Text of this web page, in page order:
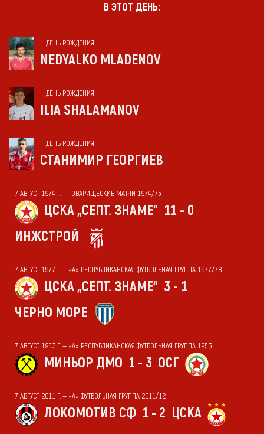
В ЭТОТ ДЕНЬ:
ДЕНЬ РОЖДЕНИЯ
NEDYALKO MLADENOV
ДЕНЬ РОЖДЕНИЯ
ILIA SHALAMANOV
ДЕНЬ РОЖДЕНИЯ
СТАНИМИР ГЕОРГИЕВ
7 АВГУСТ 1974 Г. — ТОВАРИЩЕСКИЕ МАТЧИ 1974/75
ЦСКА „СЕПТ. ЗНАМЕ“ 11 - 0
ИНЖСТРОЙ
7 АВГУСТ 1977 Г. — «А» РЕСПУБЛИКАНСКАЯ ФУТБОЛЬНАЯ ГРУППА 1977/78
ЦСКА „СЕПТ. ЗНАМЕ“ 3 - 1
ЧЕРНО МОРЕ
7 АВГУСТ 1953 Г. — «А» РЕСПУБЛИКАНСКАЯ ФУТБОЛЬНАЯ ГРУППА 1953
МИНЬОР ДМО 1 - 3 ОСГ
7 АВГУСТ 2011 Г. — «А» ФУТБОЛЬНАЯ ГРУППА 2011/12
ЛОКОМОТИВ СФ 1 - 2 ЦСКА